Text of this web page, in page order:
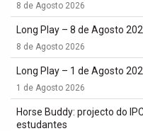
8 de Agosto 2026
Long Play – 8 de Agosto
8 de Agosto 2026
Long Play – 1 de Agosto
1 de Agosto 2026
Horse Buddy: projecto do
estudantes